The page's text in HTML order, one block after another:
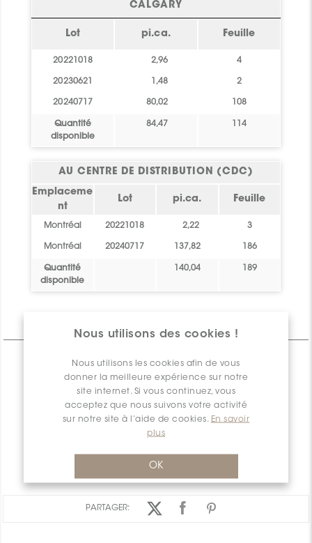
Nous utilisons des cookies !
Nous utilisons les cookies afin de vous
donner la meilleure expérience sur notre
site internet. Si vous continuez, vous
acceptez que nous suivons votre activité
sur notre site à l’aide de cookies. En savoir
plus
OK
CALGARY
Lot pi.ca. Feuille
20221018 2,96 4
20230621 1,48 2
20240717 80,02 108
Quantité
disponible
84,47 114
AU CENTRE DE DISTRIBUTION (CDC)
Emplaceme
nt
Lot pi.ca. Feuille
Montréal 20221018 2,22 3
Montréal 20240717 137,82 186
Quantité
disponible
140,04 189
Informations Techniques
CARACTÉRISTIQUES
SPÉCIFICATIONS
INSTALLATION ET MAINTENANCE
INFORMATION D'EMBALLAGE
PARTAGER: